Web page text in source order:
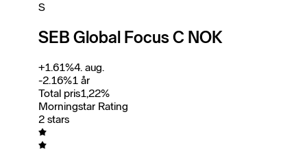
S
SEB Global Focus C NOK
+1.61%4. aug.
-2.16%1 år
Total pris1,22%
Morningstar Rating
2 stars